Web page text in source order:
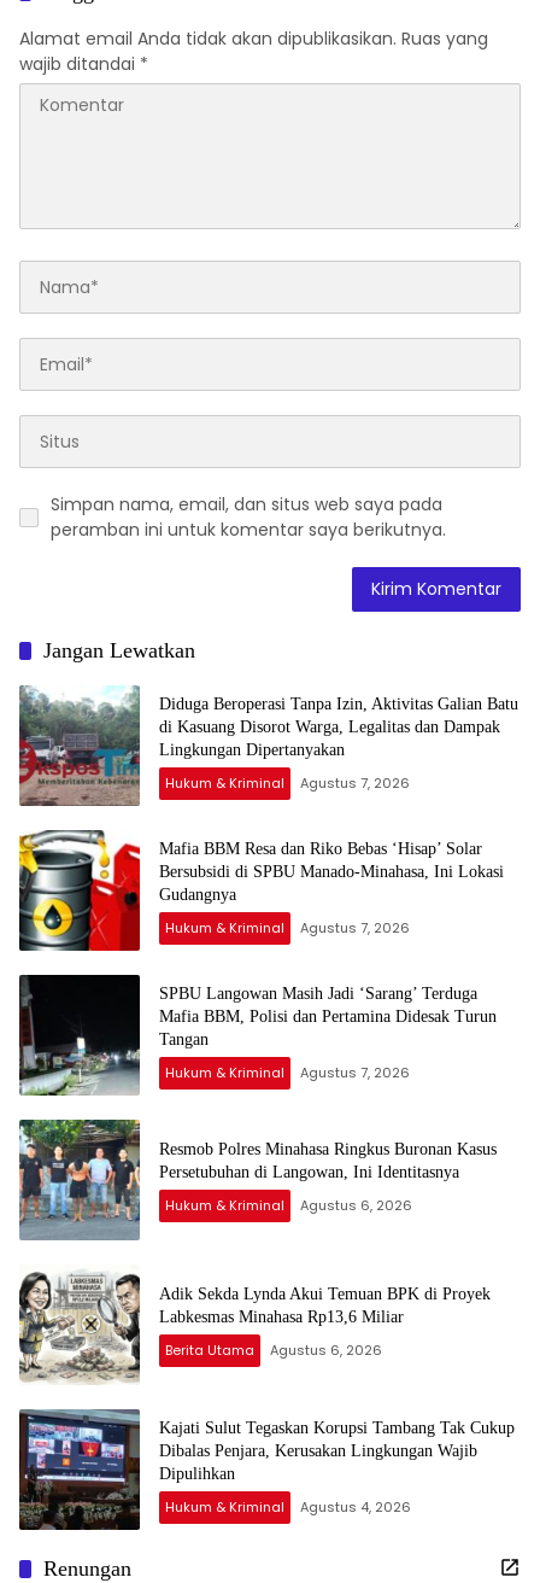
Alamat email Anda tidak akan dipublikasikan. Ruas yang
wajib ditandai *
Simpan nama, email, dan situs web saya pada
peramban ini untuk komentar saya berikutnya.
Jangan Lewatkan
Diduga Beroperasi Tanpa Izin, Aktivitas Galian Batu
di Kasuang Disorot Warga, Legalitas dan Dampak
Lingkungan Dipertanyakan
Hukum & Kriminal Agustus 7, 2026
Mafia BBM Resa dan Riko Bebas ‘Hisap’ Solar
Bersubsidi di SPBU Manado-Minahasa, Ini Lokasi
Gudangnya
Hukum & Kriminal Agustus 7, 2026
SPBU Langowan Masih Jadi ‘Sarang’ Terduga
Mafia BBM, Polisi dan Pertamina Didesak Turun
Tangan
Hukum & Kriminal Agustus 7, 2026
Resmob Polres Minahasa Ringkus Buronan Kasus
Persetubuhan di Langowan, Ini Identitasnya
Hukum & Kriminal Agustus 6, 2026
Adik Sekda Lynda Akui Temuan BPK di Proyek
Labkesmas Minahasa Rp13,6 Miliar
Berita Utama Agustus 6, 2026
Kajati Sulut Tegaskan Korupsi Tambang Tak Cukup
Dibalas Penjara, Kerusakan Lingkungan Wajib
Dipulihkan
Hukum & Kriminal Agustus 4, 2026
Renungan